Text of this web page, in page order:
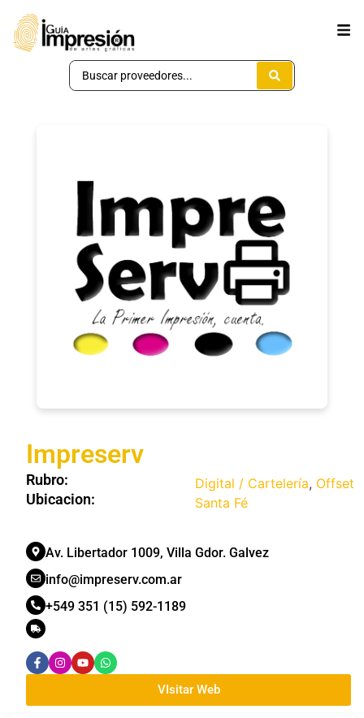
Impreserv
Rubro: Digital / Cartelería, Offset
Ubicacion:
Santa Fé
Av. Libertador 1009, Villa Gdor. Galvez
info@impreserv.com.ar
+549 351 (15) 592-1189
VIsitar Web